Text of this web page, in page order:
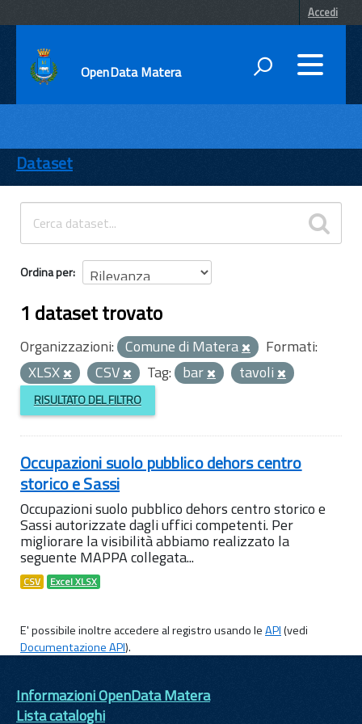
Accedi
OpenData Matera
ENTI
TEMI
INFORMAZIONI
Dataset
Ordina per
1 dataset trovato
Organizzazioni: Comune di Matera
Formati:
XLSX
CSV Tag: bar tavoli
RISULTATO DEL FILTRO
Occupazioni suolo pubblico dehors centro
storico e Sassi
Occupazioni suolo pubblico dehors centro storico e
Sassi autorizzate dagli uffici competenti. Per
migliorare la visibilità abbiamo realizzato la
seguente MAPPA collegata...
CSV Excel XLSX
E' possibile inoltre accedere al registro usando leAPI(vedi
Documentazione API).
Informazioni OpenData Matera
Lista cataloghi